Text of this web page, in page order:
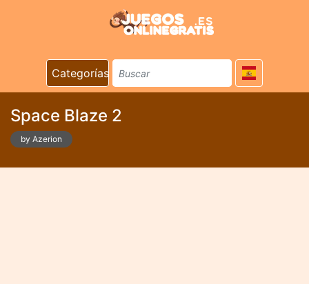
Categorías
Space Blaze 2
by Azerion